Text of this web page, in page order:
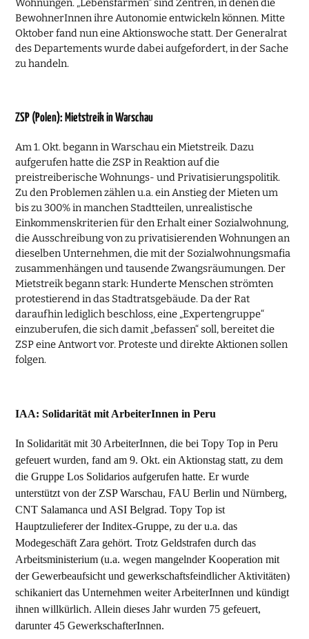
Wohnungen. „Lebensfarmen“ sind Zentren, in denen die
BewohnerInnen ihre Autonomie entwickeln können. Mitte
Oktober fand nun eine Aktionswoche statt. Der Generalrat
des Departements wurde dabei aufgefordert, in der Sache
zu handeln.
ZSP (Polen): Mietstreik in Warschau
Am 1. Okt. begann in Warschau ein Mietstreik. Dazu
aufgerufen hatte die ZSP in Reaktion auf die
preistreiberische Wohnungs- und Privatisierungspolitik.
Zu den Problemen zählen u.a. ein Anstieg der Mieten um
bis zu 300% in manchen Stadtteilen, unrealistische
Einkommenskriterien für den Erhalt einer Sozialwohnung,
die Ausschreibung von zu privatisierenden Wohnungen an
dieselben Unternehmen, die mit der Sozialwohnungsmafia
zusammenhängen und tausende Zwangsräumungen. Der
Mietstreik begann stark: Hunderte Menschen strömten
protestierend in das Stadtratsgebäude. Da der Rat
daraufhin lediglich beschloss, eine „Expertengruppe“
einzuberufen, die sich damit „befassen“ soll, bereitet die
ZSP eine Antwort vor. Proteste und direkte Aktionen sollen
folgen.
IAA: Solidarität mit ArbeiterInnen in Peru
In Solidarität mit 30 ArbeiterInnen, die bei Topy Top in Peru
gefeuert wurden, fand am 9. Okt. ein Aktionstag statt, zu dem
die Gruppe Los Solidarios aufgerufen hatte. Er wurde
unterstützt von der ZSP Warschau, FAU Berlin und Nürnberg,
CNT Salamanca und ASI Belgrad. Topy Top ist
Hauptzulieferer der Inditex-Gruppe, zu der u.a. das
Modegeschäft Zara gehört. Trotz Geldstrafen durch das
Arbeitsministerium (u.a. wegen mangelnder Kooperation mit
der Gewerbeaufsicht und gewerkschaftsfeindlicher Aktivitäten)
schikaniert das Unternehmen weiter ArbeiterInnen und kündigt
ihnen willkürlich. Allein dieses Jahr wurden 75 gefeuert,
darunter 45 GewerkschafterInnen.